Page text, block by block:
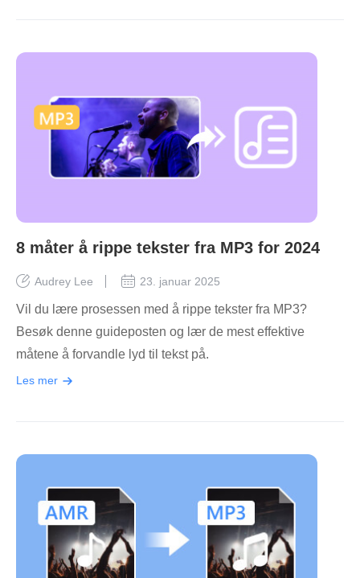
8 måter å rippe tekster fra MP3 for 2024
Audrey Lee 23. januar 2025
Vil du lære prosessen med å rippe tekster fra MP3?
Besøk denne guideposten og lær de mest effektive
måtene å forvandle lyd til tekst på.
Les mer